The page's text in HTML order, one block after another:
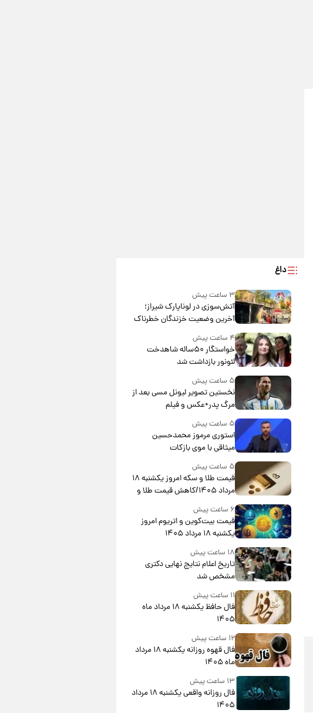
داغ
۳ ساعت پیش
آتش‌سوزی در لوناپارک شیراز؛
آخرین وضعیت خزندگان خطرناک
پس از حادثه
۴ ساعت پیش
خواستگار ۵۰ساله شاهدخت
لئونور بازداشت شد
۵ ساعت پیش
نخستین تصویر لیونل مسی بعد از
مرگ پدر+عکس و فیلم
۵ ساعت پیش
استوری مرموز محمدحسین
میثاقی با موی بازکات
۵ ساعت پیش
قیمت طلا و سکه امروز یکشنبه ۱۸
مرداد ۱۴۰۵/کاهش قیمت طلا و
سکه
۶ ساعت پیش
قیمت بیت‌کوین و اتریوم امروز
یکشنبه ۱۸ مرداد ۱۴۰۵
۱۸ ساعت پیش
تاریخ اعلام نتایج نهایی دکتری
مشخص شد
۱۱ ساعت پیش
فال حافظ یکشنبه ۱۸ مرداد ماه
۱۴۰۵
۱۲ ساعت پیش
فال قهوه روزانه یکشنبه ۱۸ مرداد
ماه ۱۴۰۵
۱۳ ساعت پیش
فال روزانه واقعی یکشنبه ۱۸ مرداد
۱۴۰۵